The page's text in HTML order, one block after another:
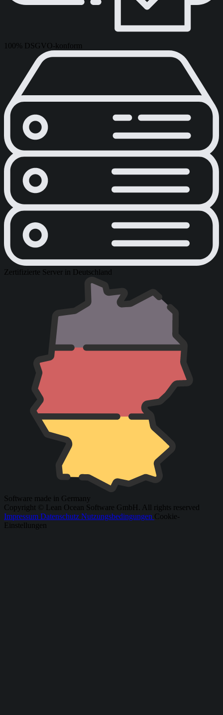
100% DSGVO-konform
Zertifizierte Server in Deutschland
Software made in Germany
Copyright © Lean Ocean Software GmbH. All rights reserved
Impressum Datenschutz Nutzungsbedingungen Cookie-
Einstellungen